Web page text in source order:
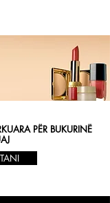
PËR BUKURINË